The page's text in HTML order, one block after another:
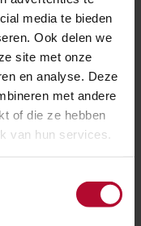
media te bieden
Ook delen we
site met onze
en analyse. Deze
met andere
of die ze hebben
van hun services.